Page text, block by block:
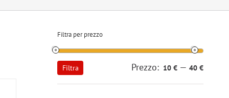
Filtra per prezzo
Prezzo
Min
Prezzo
Max
Filtra Prezzo: 10 € — 40 €